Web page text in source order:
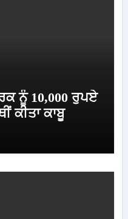
ਨੂੰ 10,000 ਰੁਪਏ
ਕੀਤਾ ਕਾਬੂ